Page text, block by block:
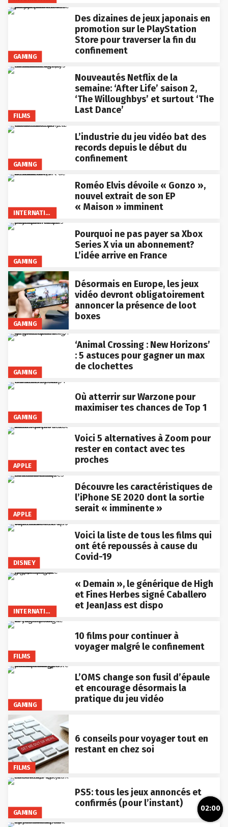
GAMING
Des dizaines de jeux japonais en
promotion sur le PlayStation
Store pour traverser la fin du
confinement
FILMS
Nouveautés Netflix de la
semaine: ‘After Life’ saison 2,
‘The Willoughbys’ et surtout ‘The
Last Dance’
GAMING
L’industrie du jeu vidéo bat des
records depuis le début du
confinement
INTERNATIONAL
Roméo Elvis dévoile « Gonzo »,
nouvel extrait de son EP
« Maison » imminent
GAMING
Pourquoi ne pas payer sa Xbox
Series X via un abonnement?
L’idée arrive en France
GAMING
Désormais en Europe, les jeux
vidéo devront obligatoirement
annoncer la présence de loot
boxes
GAMING
‘Animal Crossing : New Horizons’
: 5 astuces pour gagner un max
de clochettes
GAMING
Où atterrir sur Warzone pour
maximiser tes chances de Top 1
APPLE
Voici 5 alternatives à Zoom pour
rester en contact avec tes
proches
APPLE
Découvre les caractéristiques de
l’iPhone SE 2020 dont la sortie
serait « imminente »
DISNEY
Voici la liste de tous les films qui
ont été repoussés à cause du
Covid-19
INTERNATIONAL
« Demain », le générique de High
et Fines Herbes signé Caballero
et JeanJass est dispo
FILMS
10 films pour continuer à
voyager malgré le confinement
GAMING
L’OMS change son fusil d’épaule
et encourage désormais la
pratique du jeu vidéo
FILMS
6 conseils pour voyager tout en
restant en chez soi
GAMING
PS5: tous les jeux annoncés et
confirmés (pour l’instant)
02:00